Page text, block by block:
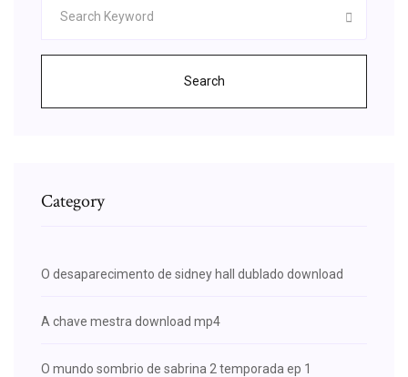
Search
Category
O desaparecimento de sidney hall dublado download
A chave mestra download mp4
O mundo sombrio de sabrina 2 temporada ep 1